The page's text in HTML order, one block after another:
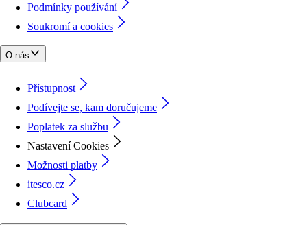
Podmínky používání
Soukromí a cookies
O nás
Přístupnost
Podívejte se, kam doručujeme
Poplatek za službu
Nastavení Cookies
Možnosti platby
itesco.cz
Clubcard